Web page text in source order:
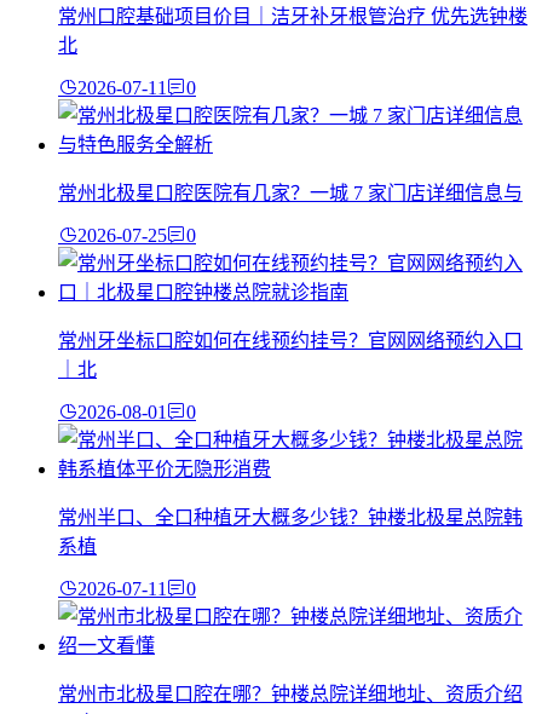
常州口腔基础项目价目｜洁牙补牙根管治疗 优先选钟楼
北
2026-07-11 0
常州北极星口腔医院有几家？一城 7 家门店详细信息与
2026-07-25 0
常州牙坐标口腔如何在线预约挂号？官网网络预约入口
｜北
2026-08-01 0
常州半口、全口种植牙大概多少钱？钟楼北极星总院韩
系植
2026-07-11 0
常州市北极星口腔在哪？钟楼总院详细地址、资质介绍